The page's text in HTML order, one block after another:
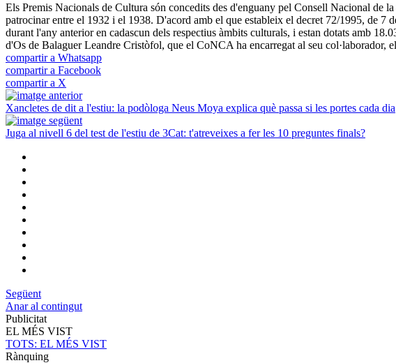
Els Premis Nacionals de Cultura són concedits des d'enguany pel Consell Nacional
patrocinar entre el 1932 i el 1938. D'acord amb el que estableix el decret 72/1995, de 7
durant l'any anterior en cadascun dels respectius àmbits culturals, i estan dotats amb
d'Os de Balaguer Leandre Cristòfol, que el CoNCA ha encarregat al seu col·laborador,
compartir a Whatsapp
compartir a Facebook
compartir a X
Xancletes de dit a l'estiu: la podòloga Neus Moya explica què passa si les portes cada dia
Juga al nivell 6 del test de l'estiu de 3Cat: t'atreveixes a fer les 10 preguntes finals?
Següent
Anar al contingut
Publicitat
EL MÉS VIST
TOTS: EL MÉS VIST
Rànquing